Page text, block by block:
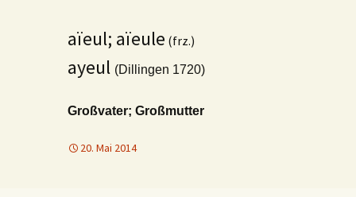
aïeul; aïeule (frz.)
ayeul (Dillingen 1720)
Großvater; Großmutter
20. Mai 2014